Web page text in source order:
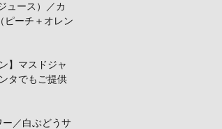
ュース）／カ
ピーチ＋オレン
】マスドジャ
タでもご提供
／白ぶどうサ